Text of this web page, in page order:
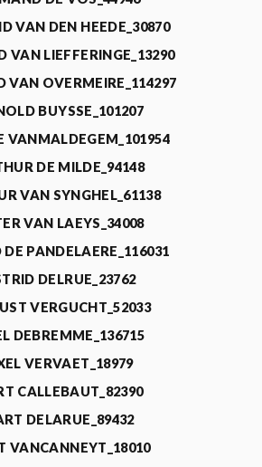
VAN DEN HEEDE_30870
VAN LIEFFERINGE_13290
VAN OVERMEIRE_114297
BUYSSE_101207
VANMALDEGEM_101954
DE MILDE_94148
VAN SYNGHEL_61138
VAN LAEYS_34008
PANDELAERE_116031
DELRUE_23762
VERGUCHT_52033
DEBREMME_136715
VERVAET_18979
CALLEBAUT_82390
DELARUE_89432
VANCANNEYT_18010